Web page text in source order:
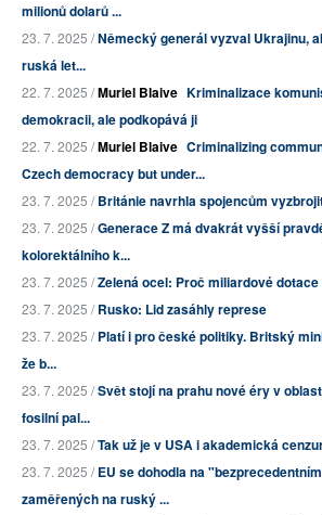
milionů dolarů ...
23. 7. 2025 /Německý generál vyzval Ukrajinu,
ruská let...
22. 7. 2025 /Muriel Blaive Kriminalizace
demokracii, ale podkopává ji
22. 7. 2025 /Muriel Blaive Criminalizing
Czech democracy but under...
23. 7. 2025 /Británie navrhla spojencům
23. 7. 2025 /Generace Z má dvakrát vyšší
kolorektálního k...
23. 7. 2025 /Zelená ocel: Proč miliardové
23. 7. 2025 /Rusko: Lid zasáhly represe
23. 7. 2025 /Platí i pro české politiky. Britský
že b...
23. 7. 2025 /Svět stojí na prahu nové éry v
fosilní pal...
23. 7. 2025 /Tak už je v USA i akademická
23. 7. 2025 /EU se dohodla na
zaměřených na ruský ...